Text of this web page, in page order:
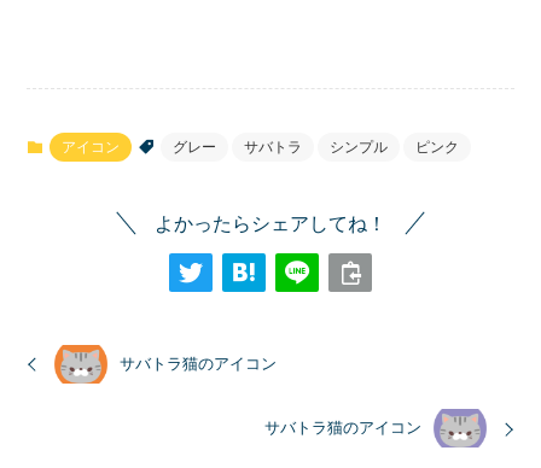
アイコン グレー サバトラ シンプル ピンク
よかったらシェアしてね！
サバトラ猫のアイコン
サバトラ猫のアイコン